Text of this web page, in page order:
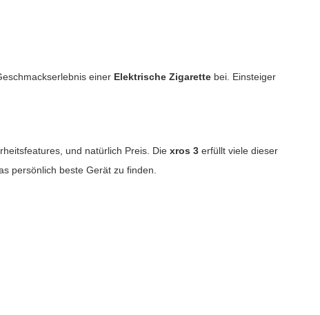
einer Elektrische Zigarette bei. Einsteiger
und natürlich Preis. Diexros 3 erfüllt viele dieser
persönlich beste Gerät zu finden.